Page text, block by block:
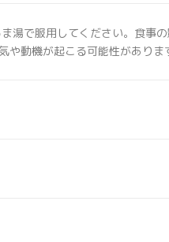
湯で服用してください。食事
動機が起こる可能性がありま